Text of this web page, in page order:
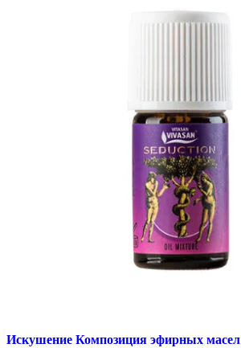
Искушение Композиция эфирных масел